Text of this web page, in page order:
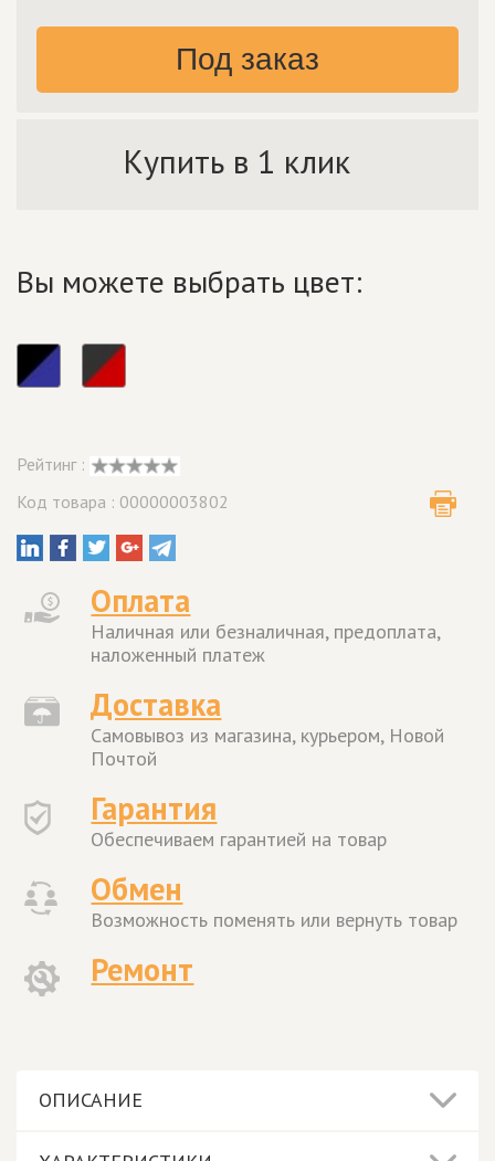
Под заказ
Купить в 1 клик
Вы можете выбрать цвет:
Рейтинг :
Код товара : 00000003802
Оплата
Наличная или безналичная, предоплата,
наложенный платеж
Доставка
Самовывоз из магазина, курьером, Новой
Почтой
Гарантия
Обеспечиваем гарантией на товар
Обмен
Возможность поменять или вернуть товар
Ремонт
ОПИСАНИЕ